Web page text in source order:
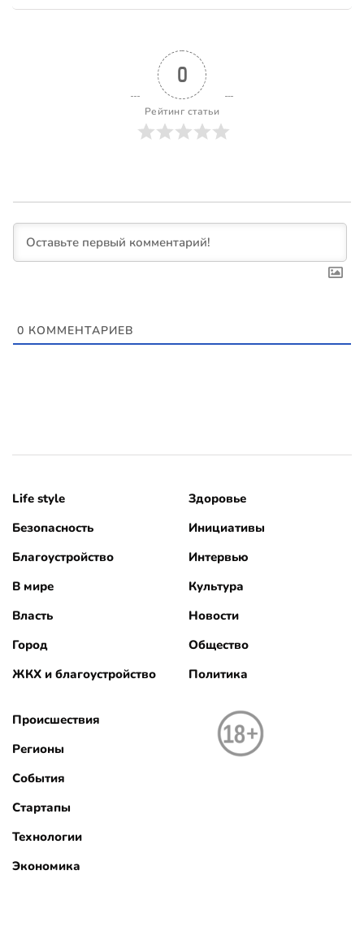
0
Рейтинг статьи
0 КОММЕНТАРИЕВ
Life style
Безопасность
Благоустройство
В мире
Власть
Город
ЖКХ и благоустройство
Здоровье
Инициативы
Интервью
Культура
Новости
Общество
Политика
Происшествия
Регионы
События
Стартапы
Технологии
Экономика